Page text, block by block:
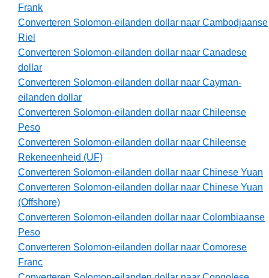
Frank
Converteren Solomon-eilanden dollar naar Cambodjaanse
Riel
Converteren Solomon-eilanden dollar naar Canadese
dollar
Converteren Solomon-eilanden dollar naar Cayman-
eilanden dollar
Converteren Solomon-eilanden dollar naar Chileense
Peso
Converteren Solomon-eilanden dollar naar Chileense
Rekeneenheid (UF)
Converteren Solomon-eilanden dollar naar Chinese Yuan
Converteren Solomon-eilanden dollar naar Chinese Yuan
(Offshore)
Converteren Solomon-eilanden dollar naar Colombiaanse
Peso
Converteren Solomon-eilanden dollar naar Comorese
Franc